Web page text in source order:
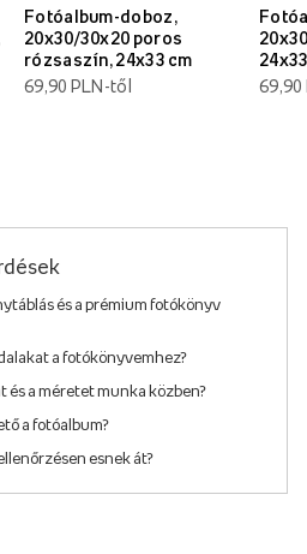
Fotóalbum-doboz,
20x30/30x20 poros
rózsaszín, 24x33 cm
69,90 PLN-től
69,90
és a prémium fotókönyv
a fotókönyvemhez?
és a méretet munka közben?
a fotóalbum?
esnek át?